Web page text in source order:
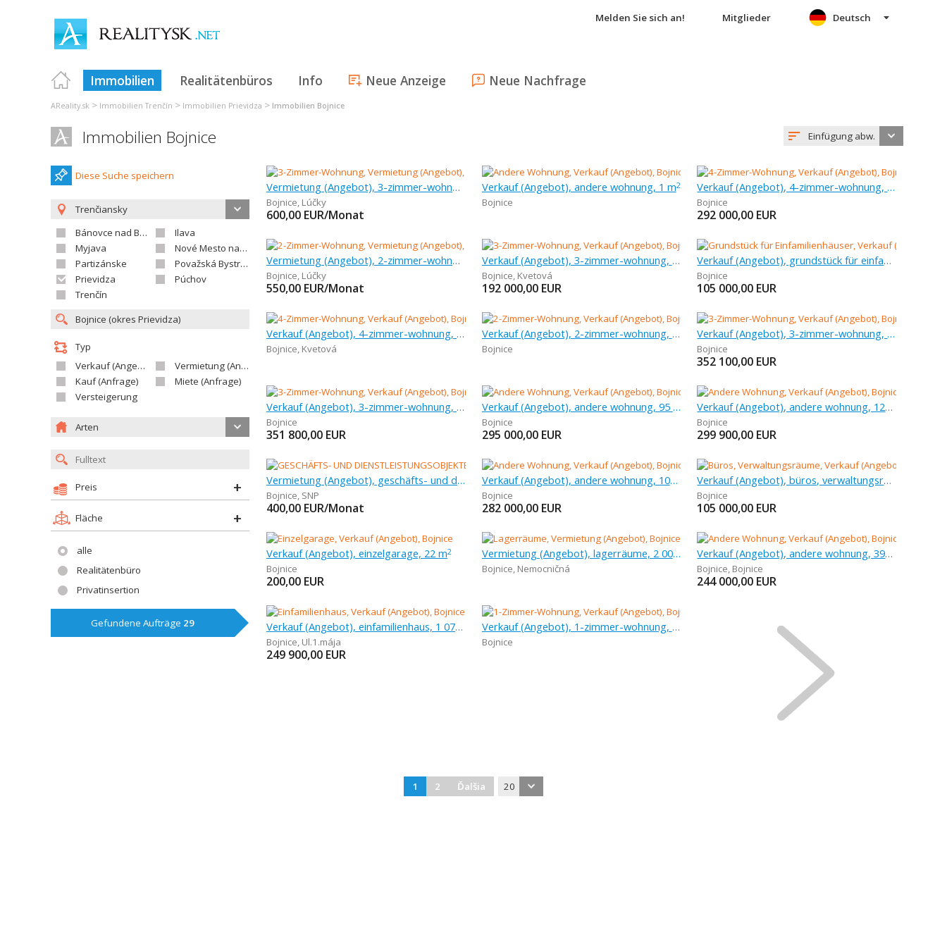
Melden Sie sich an! Mitglieder
Immobilien Realitätenbüros Info Neue Anzeige Neue Nachfrage
Deutsch
AReality.sk > Immobilien Trenčín > Immobilien Prievidza > Immobilien Bojnice
Immobilien Bojnice Einfügung abw.
Diese Suche speichern
Trenčiansky
Bánovce nad Bebravou
Ilava
Myjava
Nové Mesto nad Váhom
Partizánske
Považská Bystrica
Prievidza
Púchov
Trenčín
Typ
Verkauf (Angebot)
Vermietung (Angebot)
Kauf (Anfrage)
Miete (Anfrage)
Versteigerung
Arten
Preis
Fläche
alle
Realitätenbüro
Privatinsertion
Gefundene Aufträge 29
Vermietung (Angebot), 3-zimmer-wohnung, 64 m
Bojnice, Lúčky
600,00 EUR/Monat
Verkauf (Angebot), andere wohnung, 1 m2
Bojnice
Verkauf (Angebot), 4-zimmer-wohnung, 88 m
Bojnice
292 000,00 EUR
Vermietung (Angebot), 2-zimmer-wohnung, 54 m
Bojnice, Lúčky
550,00 EUR/Monat
Verkauf (Angebot), 3-zimmer-wohnung, 89 m
Bojnice, Kvetová
192 000,00 EUR
Verkauf (Angebot), grundstück für einfamilienhäuser, 580 m
Bojnice
105 000,00 EUR
Verkauf (Angebot), 4-zimmer-wohnung, 89 m
Bojnice, Kvetová
Verkauf (Angebot), 2-zimmer-wohnung, 46 m
Bojnice
Verkauf (Angebot), 3-zimmer-wohnung, 122 m
Bojnice
352 100,00 EUR
Verkauf (Angebot), 3-zimmer-wohnung, 122 m
Bojnice
351 800,00 EUR
Verkauf (Angebot), andere wohnung, 95 m
Bojnice
295 000,00 EUR
Verkauf (Angebot), andere wohnung, 122 m
Bojnice
299 900,00 EUR
Vermietung (Angebot), geschäfts- und dienstleistungsobjekte , 135 m
Bojnice, SNP
400,00 EUR/Monat
Verkauf (Angebot), andere wohnung, 101 m
Bojnice
282 000,00 EUR
Verkauf (Angebot), büros, verwaltungsräume, 726 m
Bojnice
105 000,00 EUR
Verkauf (Angebot), einzelgarage, 22 m2
Bojnice
200,00 EUR
Vermietung (Angebot), lagerräume, 2 000 m
Bojnice, Nemocničná
Verkauf (Angebot), andere wohnung, 392 m
Bojnice, Bojnice
244 000,00 EUR
Verkauf (Angebot), einfamilienhaus, 1 076 m
Bojnice, Ul.1.mája
249 900,00 EUR
Verkauf (Angebot), 1-zimmer-wohnung, 31 m
Bojnice
1 2 Ďalšia 20